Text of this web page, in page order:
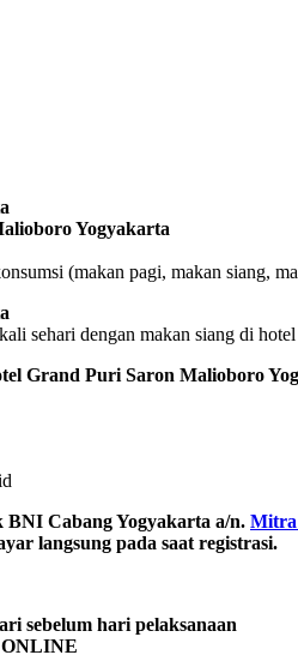
Yogyakarta
(makan pagi, makan siang,
sehari dengan makan siang di
Grand Puri Saron Malioboro
Cabang Yogyakarta a/n.
langsung pada saat registrasi.
sebelum hari pelaksanaan